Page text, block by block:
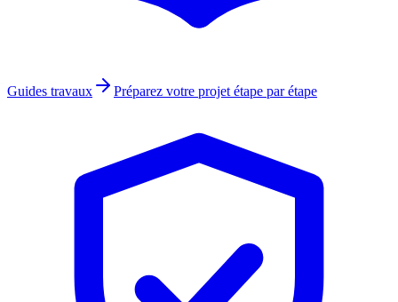
Guides travaux Préparez votre projet étape par étape